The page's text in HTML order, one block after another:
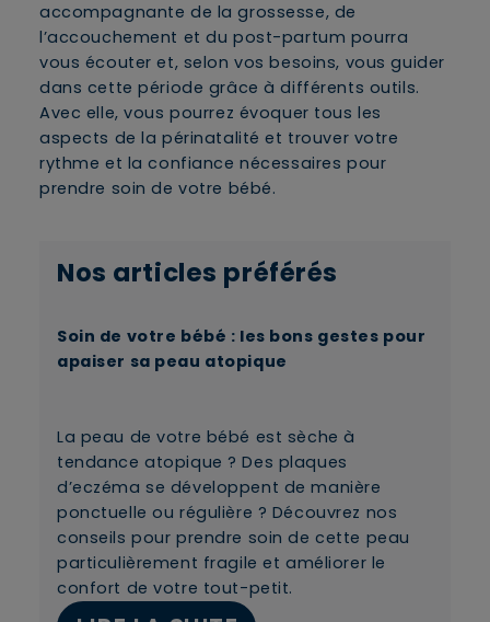
Supprimer le produit ?
accompagnante de la grossesse, de
l’accouchement et du post-partum pourra
vous écouter et, selon vos besoins, vous guider
dans cette période grâce à différents outils.
Avec elle, vous pourrez évoquer tous les
aspects de la périnatalité et trouver votre
rythme et la confiance nécessaires pour
prendre soin de votre bébé.
Nos articles préférés
Soin de votre bébé : les bons gestes pour
apaiser sa peau atopique
La peau de votre bébé est sèche à
tendance atopique ? Des plaques
d’eczéma se développent de manière
ponctuelle ou régulière ? Découvrez nos
conseils pour prendre soin de cette peau
particulièrement fragile et améliorer le
confort de votre tout-petit.